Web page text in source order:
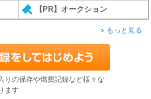
【PR】オークション
もっと見る
りの保存や燃費記録など様々な
ます